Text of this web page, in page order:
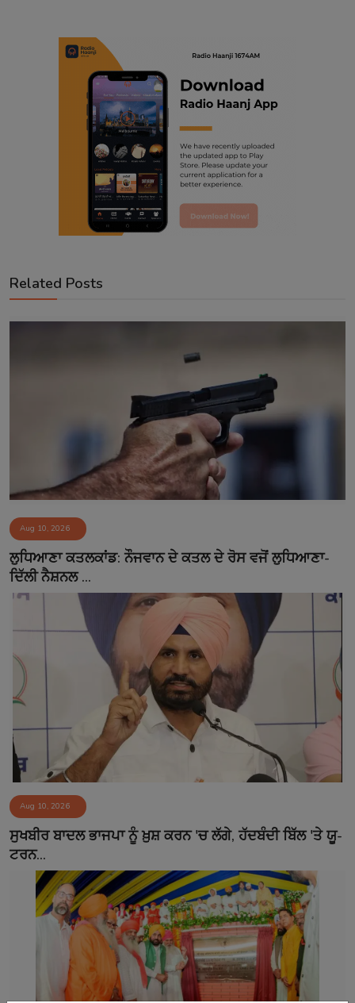
Related Posts
Aug 10, 2026
ਲੁਧਿਆਣਾ ਕਤਲਕਾਂਡ: ਨੌਜਵਾਨ ਦੇ ਕਤਲ ਦੇ ਰੋਸ ਵਜੋਂ ਲੁਧਿਆਣਾ-
ਦਿੱਲੀ ਨੈਸ਼ਨਲ ...
Aug 10, 2026
ਸੁਖਬੀਰ ਬਾਦਲ ਭਾਜਪਾ ਨੂੰ ਖ਼ੁਸ਼ ਕਰਨ 'ਚ ਲੱਗੇ, ਹੱਦਬੰਦੀ ਬਿੱਲ 'ਤੇ ਯੂ-
ਟਰਨ...